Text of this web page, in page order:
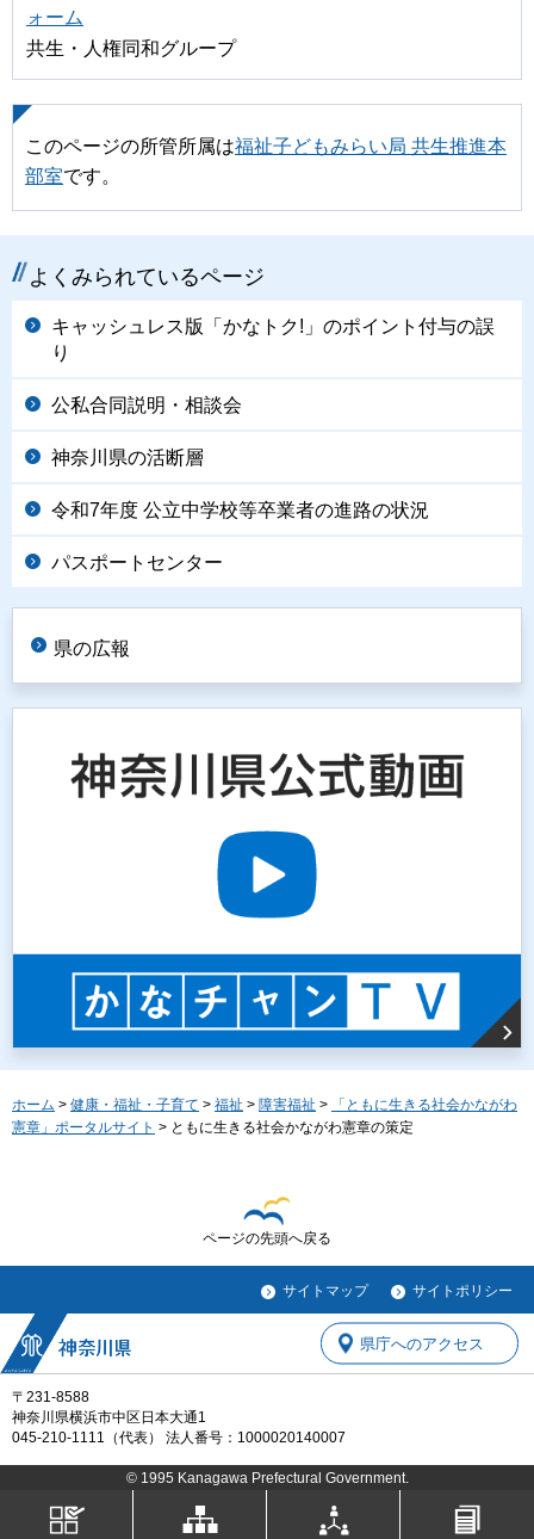
ォーム
共生・人権同和グループ
このページの所管所属は福祉子どもみらい局 共生推進本
部室です。
よくみられているページ
キャッシュレス版「かなトク!」のポイント付与の誤
り
公私合同説明・相談会
神奈川県の活断層
令和7年度 公立中学校等卒業者の進路の状況
パスポートセンター
県の広報
ホーム > 健康・福祉・子育て > 福祉 > 障害福祉 >
「ともに生きる社会かながわ
憲章」ポータルサイト > ともに生きる社会かながわ憲章の策定
ページの先頭へ戻る
サイトマップ サイトポリシー
〒231-8588
神奈川県横浜市中区日本大通1
045-210-1111（代表） 法人番号：1000020140007
県庁へのアクセス
© 1995 Kanagawa Prefectural Government.